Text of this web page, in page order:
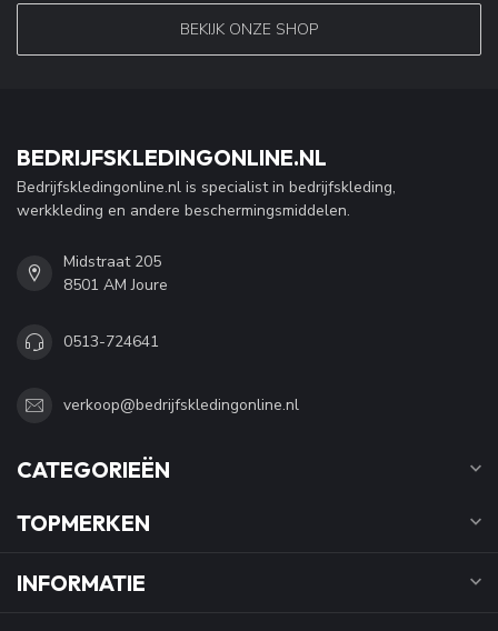
BEKIJK ONZE SHOP
BEDRIJFSKLEDINGONLINE.NL
Bedrijfskledingonline.nl is specialist in bedrijfskleding,
werkkleding en andere beschermingsmiddelen.
Midstraat 205
8501 AM Joure
0513-724641
verkoop@bedrijfskledingonline.nl
CATEGORIEËN
TOPMERKEN
INFORMATIE